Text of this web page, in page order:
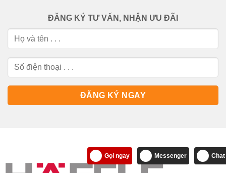
ĐĂNG KÝ TƯ VẤN, NHẬN ƯU ĐÃI
Gọi ngay Messenger